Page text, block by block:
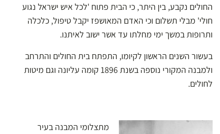
החולים נקבע, בין היתר, כי הבית פתוח 'לכל איש ישראל נגוע
חולי' מבלי תשלום וכי האדם המאושפז יקבל טיפול, כלכלה
ותרופות במשך ימי מחלתו עד אשר ישוב לאיתנו.
בעשור השנים הראשון לקיומו, התפתח בית החולים והתרחב
ולמבנה המקורי נוספה בשנת 1896 קומה עליונה וגם מיטות
לחולים.
מתצלומי המבנה בעיר